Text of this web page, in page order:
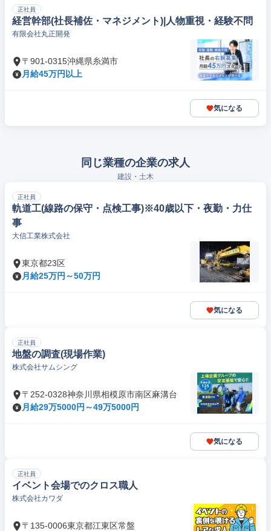
正社員
経営幹部(社長補佐・マネジメント)|人物重視・経験不問
有限会社丸正開発
〒901-0315沖縄県糸満市
月給45万円以上
気になる
同じ業種の企業の求人
建設・土木
正社員
軌道工(線路の保守・点検工事)※40歳以下・夜勤・力仕
事
大信工業株式会社
東京都23区
月給25万円～50万円
気になる
正社員
地盤の調査(現場作業)
株式会社サムシング
〒252-0328神奈川県相模原市南区麻溝台
月給29万5000円～49万5000円
気になる
正社員
イベント会場でのクロス職人
株式会社カワダ
〒135-0006東京都江東区常盤